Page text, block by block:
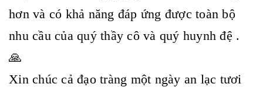
hơn và có khả năng đáp ứng được toàn bộ
nhu cầu của quý thầy cô và quý huynh đệ .
🙏
Xin chúc cả đạo tràng một ngày an lạc tươi